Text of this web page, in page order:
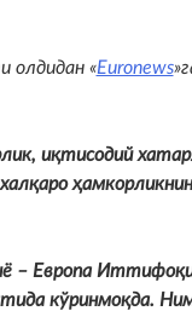
олдидан «Euronews
иқтисодий
– Европа
кўринмоқда.